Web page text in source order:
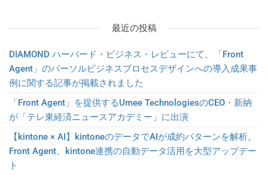
最近の投稿
DIAMOND ハーバード・ビジネス・レビューにて、「Front
Agent」のパーソルビジネスプロセスデザインへの導入成果事
例に関する記事が掲載されました
「Front Agent」を提供するUmee TechnologiesのCEO・新納
が「テレ東経済ニュースアカデミー」に出演
【kintone × AI】kintoneのデータでAIが成約パターンを解析。
Front Agent、kintone連携の自動データ活用を大型アップデー
ト